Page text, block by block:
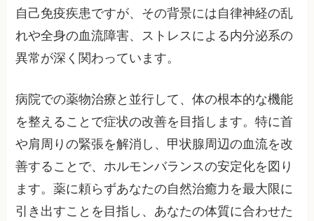
自己免疫疾患ですが、その背景には自律神経の乱
れや全身の血流障害、ストレスによる内分泌系の
異常が深く関わっています。
病院での薬物治療と並行して、体の根本的な機能
を整えることで症状の改善を目指します。特に首
や肩周りの緊張を解消し、甲状腺周辺の血流を改
善することで、ホルモンバランスの安定化を図り
ます。薬に頼らずあなたの自然治癒力を最大限に
引き出すことを目指し、あなたの体質に合わせた